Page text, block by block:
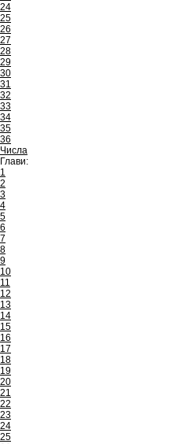
24
25
26
27
28
29
30
31
32
33
34
35
36
Числа
Глави:
1
2
3
4
5
6
7
8
9
10
11
12
13
14
15
16
17
18
19
20
21
22
23
24
25